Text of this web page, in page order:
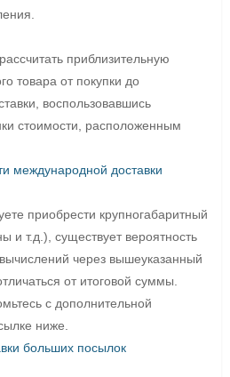
приблизительную
товара от покупки до
воспользовавшись
стоимости, расположенным
международной доставки
приобрести крупногабаритный
и т.д.), существует вероятность
вычислений через вышеуказанный
от итоговой суммы.
с дополнительной
ниже.
больших посылок